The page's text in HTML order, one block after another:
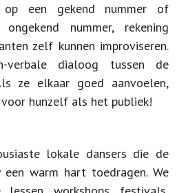
op een gekend nummer of
nummer, rekening
zelf kunnen improviseren.
verbale dialoog tussen de
ze elkaar goed aanvoelen,
hunzelf als het publiek!
lokale dansers die de
warm hart toedragen. We